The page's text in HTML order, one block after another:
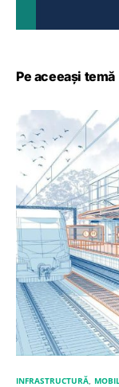
Pe aceeași temă
INFRASTRUCTURĂ